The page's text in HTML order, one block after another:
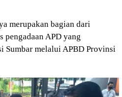
merupakan bagian dari
pengadaan APD yang
Sumbar melalui APBD Provinsi